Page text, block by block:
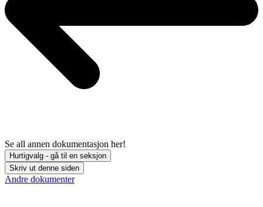
Se all annen dokumentasjon her!
Hurtigvalg - gå til en seksjon
Skriv ut denne siden
Andre dokumenter